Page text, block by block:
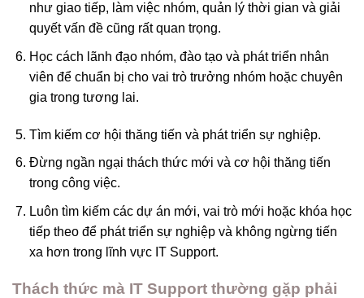
như giao tiếp, làm việc nhóm, quản lý thời gian và giải
quyết vấn đề cũng rất quan trọng.
Học cách lãnh đạo nhóm, đào tạo và phát triển nhân
viên để chuẩn bị cho vai trò trưởng nhóm hoặc chuyên
gia trong tương lai.
Tìm kiếm cơ hội thăng tiến và phát triển sự nghiệp.
Đừng ngần ngại thách thức mới và cơ hội thăng tiến
trong công việc.
Luôn tìm kiếm các dự án mới, vai trò mới hoặc khóa học
tiếp theo để phát triển sự nghiệp và không ngừng tiến
xa hơn trong lĩnh vực IT Support.
Thách thức mà IT Support thường gặp phải